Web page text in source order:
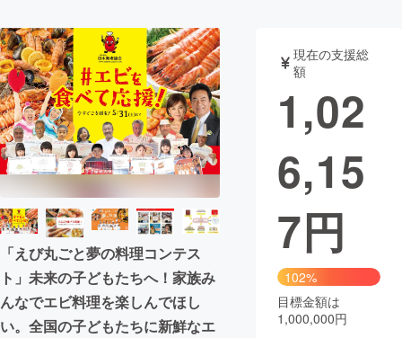
テクノロジー・ガジェット
映像・映画 書籍・雑誌
ビジネス・起業 チャレンジ
まちづくり・地域活性化
CAMPFIRE for Social Good
CAMPFIRE Creation
CAMPFIREふるさと納税
コミュニティ
「えび丸ごと夢の料理コンテス
ト」未来の子どもたちへ！家族み
んなでエビ料理を楽しんでほし
い。全国の子どもたちに新鮮なエ
現在の支援総
額
1,02
6,15
7円
102%
目標金額は
1,000,000円